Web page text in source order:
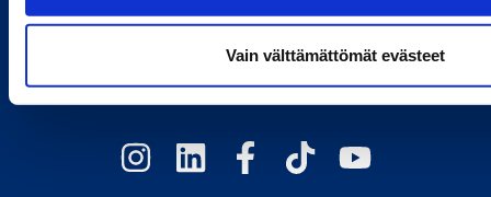
Vain välttämättömät evästeet
Toimivan elämän tekijä.
Itävalta/Tanska/Viro/Saksa
/Latvia/Liettua/Norja/Ruotsi